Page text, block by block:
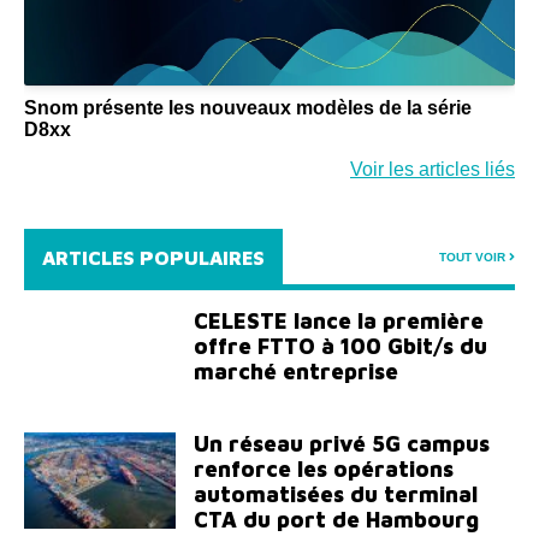
Snom présente les nouveaux modèles de la série
D8xx
Voir les articles liés
ARTICLES POPULAIRES TOUT VOIR
CELESTE lance la première
offre FTTO à 100 Gbit/s du
marché entreprise
Un réseau privé 5G campus
renforce les opérations
automatisées du terminal
CTA du port de Hambourg